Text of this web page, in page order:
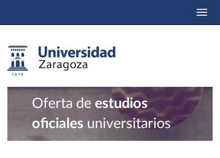
Oferta de estudios
oficiales universitarios